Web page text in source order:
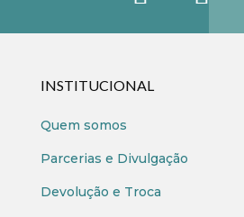
INSTITUCIONAL
Quem somos
Parcerias e Divulgação
Devolução e Troca